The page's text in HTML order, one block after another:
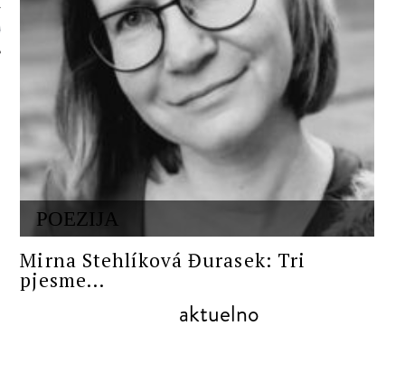
POEZIJA
Mirna Stehlíková Đurasek: Tri
pjesme...
aktuelno